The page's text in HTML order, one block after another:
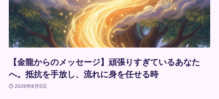
【金龍からのメッセージ】頑張りすぎているあなた
へ。抵抗を手放し、流れに身を任せる時
2026年8月5日